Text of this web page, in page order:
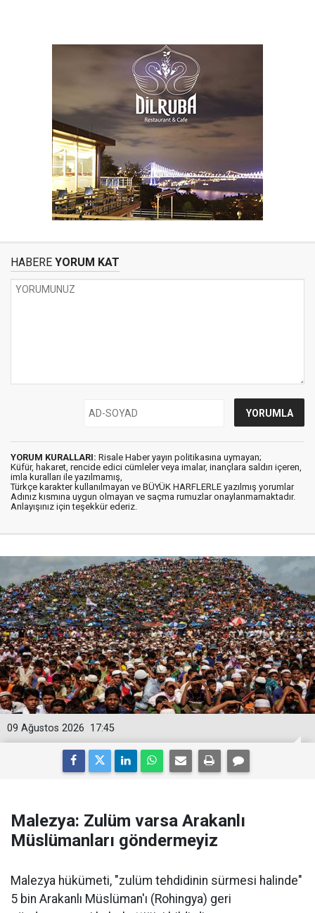
HABERE YORUM KAT
YORUM KURALLARI: Risale Haber yayın politikasına uymayan;
Küfür, hakaret, rencide edici cümleler veya imalar, inançlara saldırı içeren,
imla kuralları ile yazılmamış,
Türkçe karakter kullanılmayan ve BÜYÜK HARFLERLE yazılmış yorumlar
Adınız kısmına uygun olmayan ve saçma rumuzlar onaylanmamaktadır.
Anlayışınız için teşekkür ederiz.
17:45
09 Ağustos 2026
Malezya: Zulüm varsa Arakanlı
Müslümanları göndermeyiz
Malezya hükümeti, "zulüm tehdidinin sürmesi halinde"
5 bin Arakanlı Müslüman'ı (Rohingya) geri